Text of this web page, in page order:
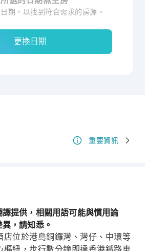
期，以找到符合需求的房源。
更換日期
重要資訊
提供，相關用語可能與慣用論
，請知悉。
店位於港島銅鑼灣、灣仔、中環等
樞紐，步行數分鐘即達香港鐵路車